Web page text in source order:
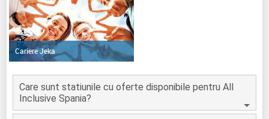
Cariere Jeka
Care sunt statiunile cu oferte disponibile pentru All
Inclusive Spania?